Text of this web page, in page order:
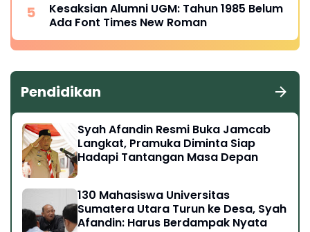
Kesaksian Alumni UGM: Tahun 1985 Belum
Ada Font Times New Roman
Pendidikan
Syah Afandin Resmi Buka Jamcab
Langkat, Pramuka Diminta Siap
Hadapi Tantangan Masa Depan
130 Mahasiswa Universitas
Sumatera Utara Turun ke Desa, Syah
Afandin: Harus Berdampak Nyata